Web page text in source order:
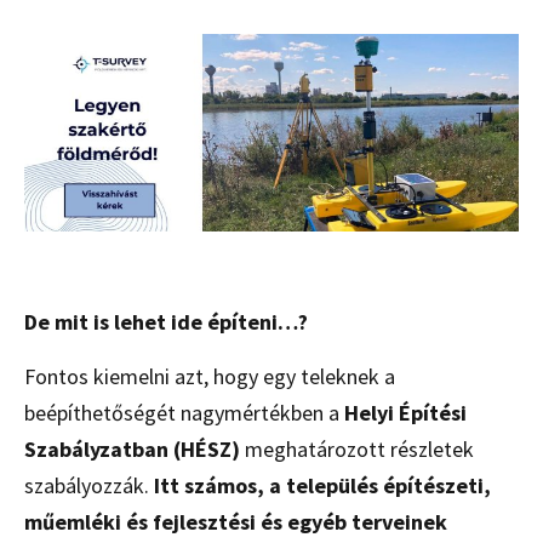
De mit is lehet ide építeni…?
Fontos kiemelni azt, hogy egy teleknek a
beépíthetőségét nagymértékben a Helyi Építési
Szabályzatban (HÉSZ) meghatározott részletek
szabályozzák. Itt számos, a település építészeti,
műemléki és fejlesztési és egyéb terveinek